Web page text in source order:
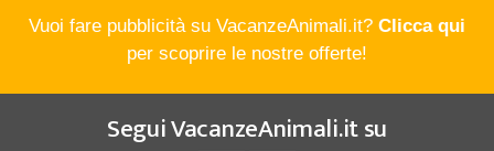
Vuoi fare pubblicità su VacanzeAnimali.it? Clicca qui
per scoprire le nostre offerte!
SeguiVacanzeAnimali.itsu